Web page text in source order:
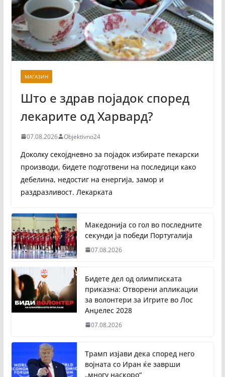
МАГАЗИН
Што е здрав појадок според
лекарите од Харвард?
07.08.2026 Objektivno24
Доколку секојдневно за појадок избирате пекарски
производи, бидете подготвени на последици како
дебелина, недостиг на енергија, замор и
раздразливост. Лекарката
Македонија со гол во последните
секунди ја победи Португалија
07.08.2026
Бидете дел од олимписката
приказна: Отворени апликации
за волонтери за Игрите во Лос
Анџелес 2028
07.08.2026
Трамп изјави дека според него
војната со Иран ќе заврши
„многу наскоро“